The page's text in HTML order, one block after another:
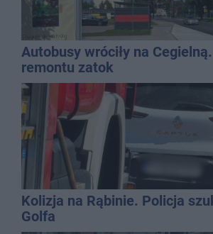
Autobusy wróciły na
remontu zatok
Kolizja na Rąbinie. Policja
Golfa